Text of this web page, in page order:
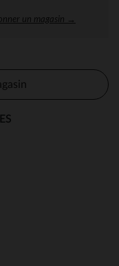
un magasin →